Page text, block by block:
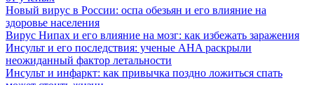
Новый вирус в России: оспа обезьян и его влияние на
здоровье населения
Вирус Нипах и его влияние на мозг: как избежать заражения
Инсульт и его последствия: ученые AHA раскрыли
неожиданный фактор летальности
Инсульт и инфаркт: как привычка поздно ложиться спать